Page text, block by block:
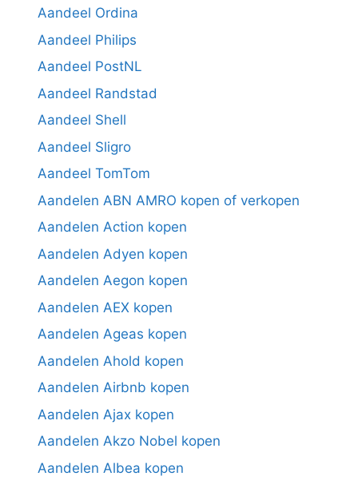
Aandeel Ordina
Aandeel Philips
Aandeel PostNL
Aandeel Randstad
Aandeel Shell
Aandeel Sligro
Aandeel TomTom
Aandelen ABN AMRO kopen of verkopen
Aandelen Action kopen
Aandelen Adyen kopen
Aandelen Aegon kopen
Aandelen AEX kopen
Aandelen Ageas kopen
Aandelen Ahold kopen
Aandelen Airbnb kopen
Aandelen Ajax kopen
Aandelen Akzo Nobel kopen
Aandelen Albea kopen